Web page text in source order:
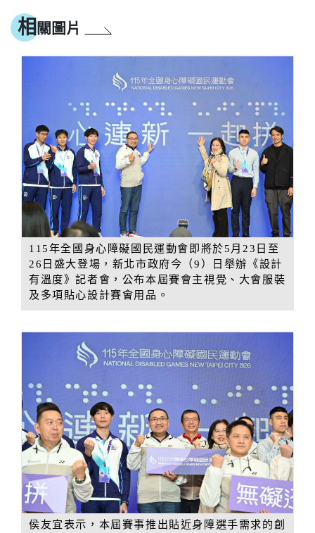
相 關圖片
115年全國身心障礙國民運動會即將於5月23日至
26日盛大登場，新北市政府今（9）日舉辦《設計
有溫度》記者會，公布本屆賽會主視覺、大會服裝
及多項貼心設計賽會用品。
侯友宜表示，本屆賽事推出貼近身障選手需求的創